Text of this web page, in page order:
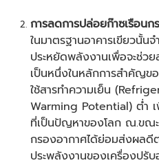
การลดการปล่อยก๊าซเรือนก
ในมาตรฐานอาคารเขียวนั้น
ประหยัดพลังงานเพื่อจะช่ว
เป็นหนึ่งในหลักการสำคัญข
ใช้สารทำความเย็น
Warming Potential) ต่ำ
ที่เป็นปัญหาของโลก ณ.ขณ
กรองอากาศได้ย่อมส่งผลดี
ประพลังงานของเครื่องปรับ